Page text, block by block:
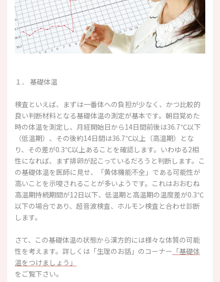
１． 基礎体温
検査といえば、まずは一番体への負担が少なく、かつ比較的
良い判断材料となる基礎体温の測定が基本です。朝目覚めた
時の体温を測定し、月経開始日から14日間前後は36.7℃以下
（低温期）、その後約14日間は36.7℃以上（高温期）とな
り、その差が0.3℃以上あることを確認します。いわゆる2相
性になれば、まず排卵が起こっているだろうと判断します。こ
の基礎体温を医師に見せ、「黄体機能不全」である可能性が
高いことを示唆されることが多いようです。これはおおむね
高温期持続期間が12日以下、低温期と高温期の温度差が0.3℃
以下の場合であり、超音波検査、ホルモン検査と合わせ診断
します。
さて、この基礎体温の状態から漢方的には様々な体質の可能
性を考えます。詳しくは「生理のお話」のコーナー 「基礎体
温をつけましょう」
をご覧下さい。